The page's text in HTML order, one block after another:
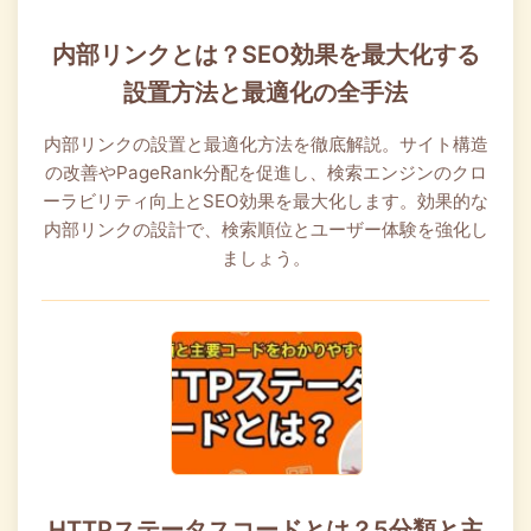
内部リンクとは？SEO効果を最大化する
設置方法と最適化の全手法
内部リンクの設置と最適化方法を徹底解説。サイト構造
の改善やPageRank分配を促進し、検索エンジンのクロ
ーラビリティ向上とSEO効果を最大化します。効果的な
内部リンクの設計で、検索順位とユーザー体験を強化し
ましょう。